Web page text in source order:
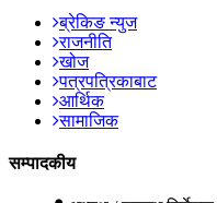
ब्रेकिङ न्युज
राजनीति
खोज
पत्रपत्रिकाबाट
आर्थिक
सामाजिक
सम्पादकीय